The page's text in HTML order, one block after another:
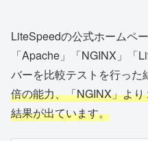
LiteSpeedの公式ホームペ
「Apache」「NGINX」「
バーを比較テストを行った
倍の能力、「NGINX」よ
結果が出ています。